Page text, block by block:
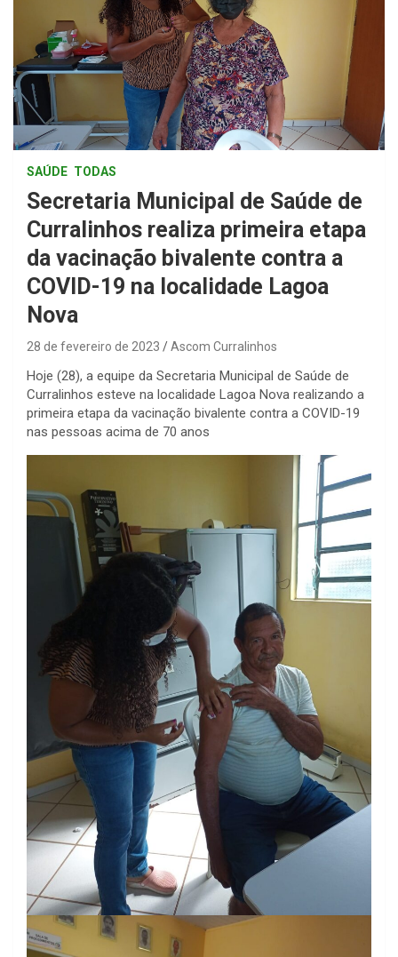
SAÚDE TODAS
Secretaria Municipal de Saúde de
Curralinhos realiza primeira etapa
da vacinação bivalente contra a
COVID-19 na localidade Lagoa
Nova
28 de fevereiro de 2023 Ascom Curralinhos
Hoje (28), a equipe da Secretaria Municipal de Saúde de
Curralinhos esteve na localidade Lagoa Nova realizando a
primeira etapa da vacinação bivalente contra a COVID-19
nas pessoas acima de 70 anos